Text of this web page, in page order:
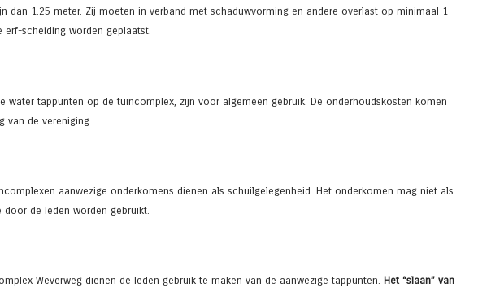
dan 1.25 meter. Zij moeten in verband met schaduwvorming en andere overlast op minimaal 1
erf-scheiding worden geplaatst.
water tappunten op de tuincomplex, zijn voor algemeen gebruik. De onderhoudskosten komen
van de vereniging.
aanwezige onderkomens dienen als schuilgelegenheid. Het onderkomen mag niet als
door de leden worden gebruikt.
Weverweg dienen de leden gebruik te maken van de aanwezige tappunten. Het “slaan” van